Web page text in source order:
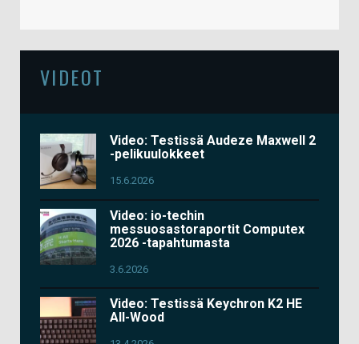
VIDEOT
Video: Testissä Audeze Maxwell 2
-pelikuulokkeet
15.6.2026
Video: io-techin
messuosastoraportit Computex
2026 -tapahtumasta
3.6.2026
Video: Testissä Keychron K2 HE
All-Wood